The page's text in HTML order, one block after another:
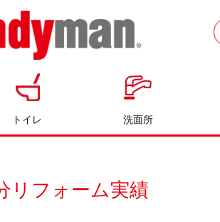
チンのリフォームならハン
トイレ 洗面所
リフォーム実績